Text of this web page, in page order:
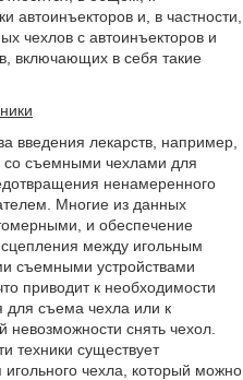
автоинъекторов и, в частности,
чехлов с автоинъекторов и
включающих в себя такие
введения лекарств, например,
со съемными чехлами для
ненамеренного
Многие из данных
и обеспечение
между игольным
съемными устройствами
приводит к необходимости
для съема чехла или к
снять чехол.
техники существует
игольного чехла, который можно